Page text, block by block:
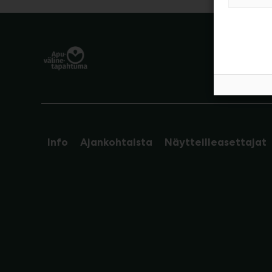
Info Ajankohtaista Näytteilleasettajat